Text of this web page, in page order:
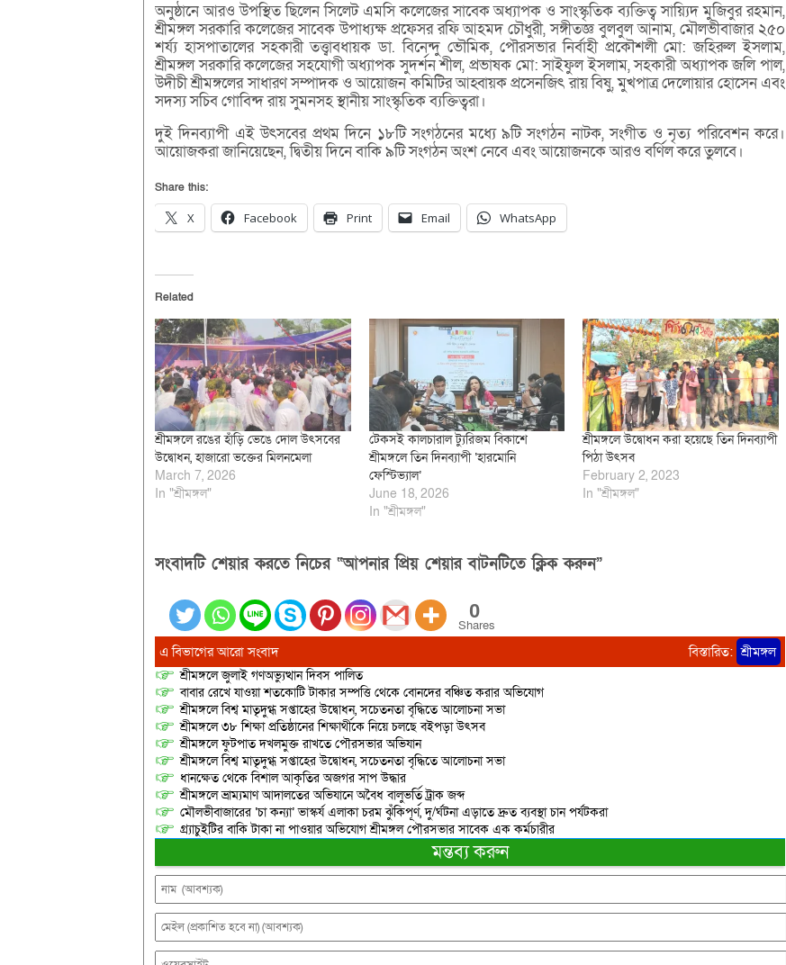
অনুষ্ঠানে আরও উপস্থিত ছিলেন সিলেট এমসি কলেজের সাবেক অধ্যাপক ও সাংস্কৃতিক ব্যক্তিত্ব সায়্যিদ মুজিবুর রহমান,
শ্রীমঙ্গল সরকারি কলেজের সাবেক উপাধ্যক্ষ প্রফেসর রফি আহমদ চৌধুরী, সঙ্গীতজ্ঞ বুলবুল আনাম, মৌলভীবাজার ২৫০
শর্য্য হাসপাতালের সহকারী তত্ত্বাবধায়ক ডা. বিনেন্দু ভৌমিক, পৌরসভার নির্বাহী প্রকৌশলী মো: জহিরুল ইসলাম,
শ্রীমঙ্গল সরকারি কলেজের সহযোগী অধ্যাপক সুদর্শন শীল, প্রভাষক মো: সাইফুল ইসলাম, সহকারী অধ্যাপক জলি পাল,
উদীচী শ্রীমঙ্গলের সাধারণ সম্পাদক ও আয়োজন কমিটির আহ্বায়ক প্রসেনজিৎ রায় বিষু, মুখপাত্র দেলোয়ার হোসেন এবং
সদস্য সচিব গোবিন্দ রায় সুমনসহ স্থানীয় সাংস্কৃতিক ব্যক্তিত্বরা।
দুই দিনব্যাপী এই উৎসবের প্রথম দিনে ১৮টি সংগঠনের মধ্যে ৯টি সংগঠন নাটক, সংগীত ও নৃত্য পরিবেশন করে।
আয়োজকরা জানিয়েছেন, দ্বিতীয় দিনে বাকি ৯টি সংগঠন অংশ নেবে এবং আয়োজনকে আরও বর্ণিল করে তুলবে।
Share this:
X Facebook Print Email WhatsApp
Related
শ্রীমঙ্গলে রঙের হাঁড়ি ভেঙে দোল উৎসবের
উদ্বোধন, হাজারো ভক্তের মিলনমেলা
March 7, 2026
In "শ্রীমঙ্গল"
টেকসই কালচারাল ট্যুরিজম বিকাশে
শ্রীমঙ্গলে তিন দিনব্যাপী ‘হারমোনি
ফেস্টিভ্যাল’
June 18, 2026
In "শ্রীমঙ্গল"
শ্রীমঙ্গলে উদ্বোধন করা হয়েছে তিন দিনব্যাপী
পিঠা উৎসব
February 2, 2023
In "শ্রীমঙ্গল"
সংবাদটি শেয়ার করতে নিচের “আপনার প্রিয় শেয়ার বাটনটিতে ক্লিক করুন”
0
Shares
এ বিভাগের আরো সংবাদ বিস্তারিত: শ্রীমঙ্গল
শ্রীমঙ্গলে জুলাই গণঅভ্যুত্থান দিবস পালিত
বাবার রেখে যাওয়া শতকোটি টাকার সম্পত্তি থেকে বোনদের বঞ্চিত করার অভিযোগ
শ্রীমঙ্গলে বিশ্ব মাতৃদুগ্ধ সপ্তাহের উদ্বোধন, সচেতনতা বৃদ্ধিতে আলোচনা সভা
শ্রীমঙ্গলে ৩৮ শিক্ষা প্রতিষ্ঠানের শিক্ষার্থীকে নিয়ে চলছে বইপড়া উৎসব
শ্রীমঙ্গলে ফুটপাত দখলমুক্ত রাখতে পৌরসভার অভিযান
শ্রীমঙ্গলে বিশ্ব মাতৃদুগ্ধ সপ্তাহের উদ্বোধন, সচেতনতা বৃদ্ধিতে আলোচনা সভা
ধানক্ষেত থেকে বিশাল আকৃতির অজগর সাপ উদ্ধার
শ্রীমঙ্গলে ভ্রাম্যমাণ আদালতের অভিযানে অবৈধ বালুভর্তি ট্রাক জব্দ
মৌলভীবাজারের ‘চা কন্যা’ ভাস্কর্য এলাকা চরম ঝুঁকিপূর্ণ, দু/র্ঘটনা এড়াতে দ্রুত ব্যবস্থা চান পর্যটকরা
গ্র্যাচুইটির বাকি টাকা না পাওয়ার অভিযোগ শ্রীমঙ্গল পৌরসভার সাবেক এক কর্মচারীর
মন্তব্য করুন